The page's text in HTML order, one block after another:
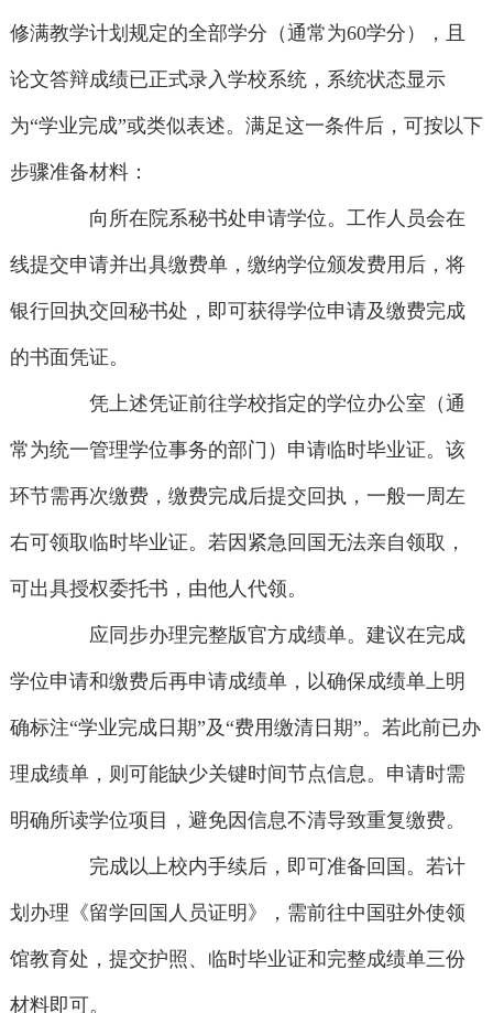
修满教学计划规定的全部学分（通常为60学分），且
论文答辩成绩已正式录入学校系统，系统状态显示
为“学业完成”或类似表述。满足这一条件后，可按以下
步骤准备材料：
向所在院系秘书处申请学位。工作人员会在
线提交申请并出具缴费单，缴纳学位颁发费用后，将
银行回执交回秘书处，即可获得学位申请及缴费完成
的书面凭证。
凭上述凭证前往学校指定的学位办公室（通
常为统一管理学位事务的部门）申请临时毕业证。该
环节需再次缴费，缴费完成后提交回执，一般一周左
右可领取临时毕业证。若因紧急回国无法亲自领取，
可出具授权委托书，由他人代领。
应同步办理完整版官方成绩单。建议在完成
学位申请和缴费后再申请成绩单，以确保成绩单上明
确标注“学业完成日期”及“费用缴清日期”。若此前已办
理成绩单，则可能缺少关键时间节点信息。申请时需
明确所读学位项目，避免因信息不清导致重复缴费。
完成以上校内手续后，即可准备回国。若计
划办理《留学回国人员证明》，需前往中国驻外使领
馆教育处，提交护照、临时毕业证和完整成绩单三份
材料即可。